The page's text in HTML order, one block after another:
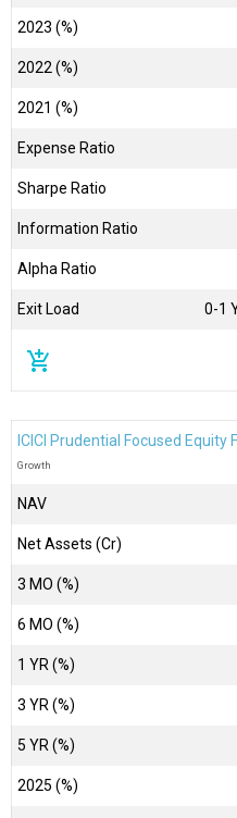
2023 (%)
2022 (%)
2021 (%)
Expense Ratio
Sharpe Ratio
Information Ratio
Alpha Ratio
Exit Load 0-1
add_shopping_cart
ICICI Prudential Focused Equity
Growth
NAV
Net Assets (Cr)
3 MO (%)
6 MO (%)
1 YR (%)
3 YR (%)
5 YR (%)
2025 (%)